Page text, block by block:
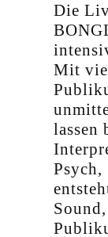
Die
Mit
lassen
Psych,